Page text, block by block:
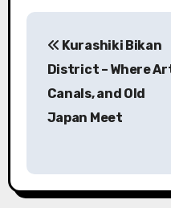
稿
ナ
ビ
ー
Kurashiki Bikan
District – Where
Canals, and Old
Japan Meet